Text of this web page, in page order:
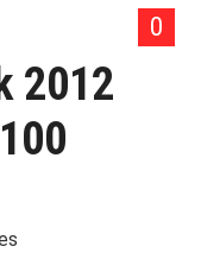
0
2012